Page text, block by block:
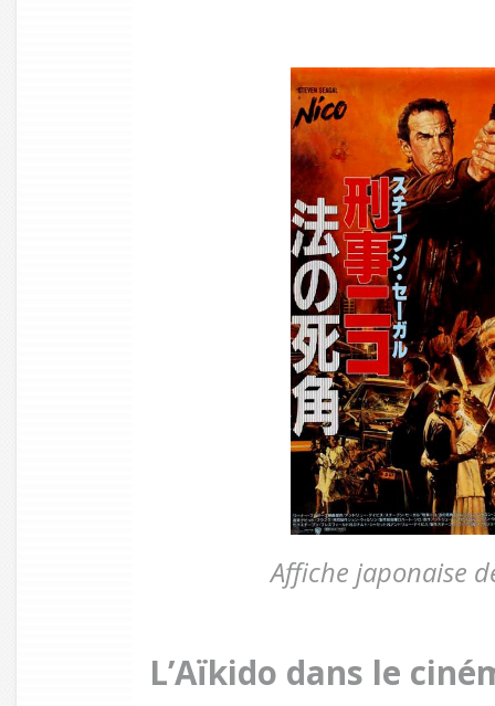
Affiche japonaise
L’Aïkido dans le